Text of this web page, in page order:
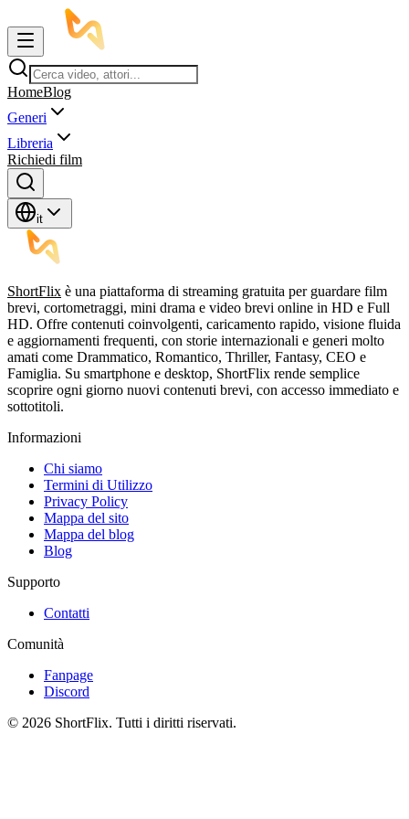
HomeBlog
Generi
Libreria
Richiedi film
it
ShortFlix è una piattaforma di streaming gratuita per guardare film
brevi, cortometraggi, mini drama e video brevi online in HD e Full
HD. Offre contenuti coinvolgenti, caricamento rapido, visione fluida
e aggiornamenti frequenti, con storie internazionali e generi molto
amati come Drammatico, Romantico, Thriller, Fantasy, CEO e
Famiglia. Su smartphone e desktop, ShortFlix rende semplice
scoprire ogni giorno nuovi contenuti brevi, con accesso immediato e
sottotitoli.
Informazioni
Chi siamo
Termini di Utilizzo
Privacy Policy
Mappa del sito
Mappa del blog
Blog
Supporto
Contatti
Comunità
Fanpage
Discord
© 2026 ShortFlix. Tutti i diritti riservati.